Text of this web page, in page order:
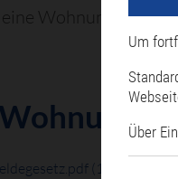
Wohnung
(121,6 KiB)
Um
Über